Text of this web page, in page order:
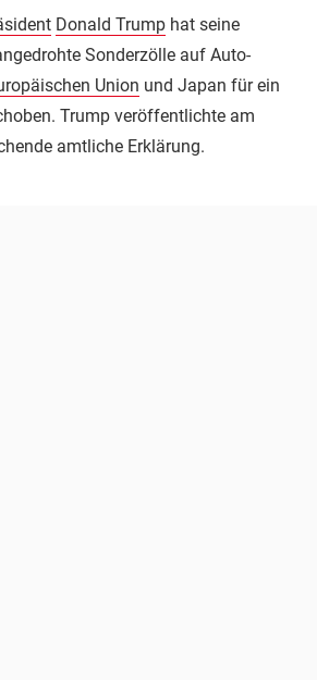
Donald Trump hat seine
Sonderzölle auf Auto-
Union und Japan für ein
Trump veröffentlichte am
amtliche Erklärung.